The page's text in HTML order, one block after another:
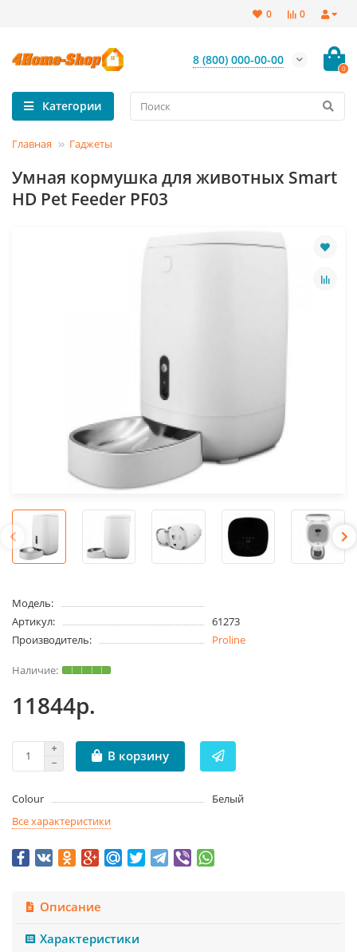
0
0
8 (800) 000-00-00
0
Категории
Главная Гаджеты
Умная кормушка для животных Smart
HD Pet Feeder PF03
Модель:
Артикул:
61273
Производитель:
Proline
11844р.
В корзину
Colour
Белый
Все характеристики
Описание
Характеристики